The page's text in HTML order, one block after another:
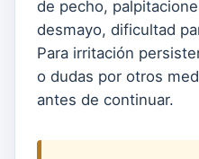
de pecho,
desmayo, dificultad
Para irritación
o dudas por otros
antes de continuar.